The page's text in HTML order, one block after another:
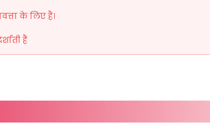
के लिए हैं।
हैं